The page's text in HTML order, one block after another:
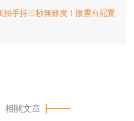
拍手持三秒無難度！微雲台配置
相關文章